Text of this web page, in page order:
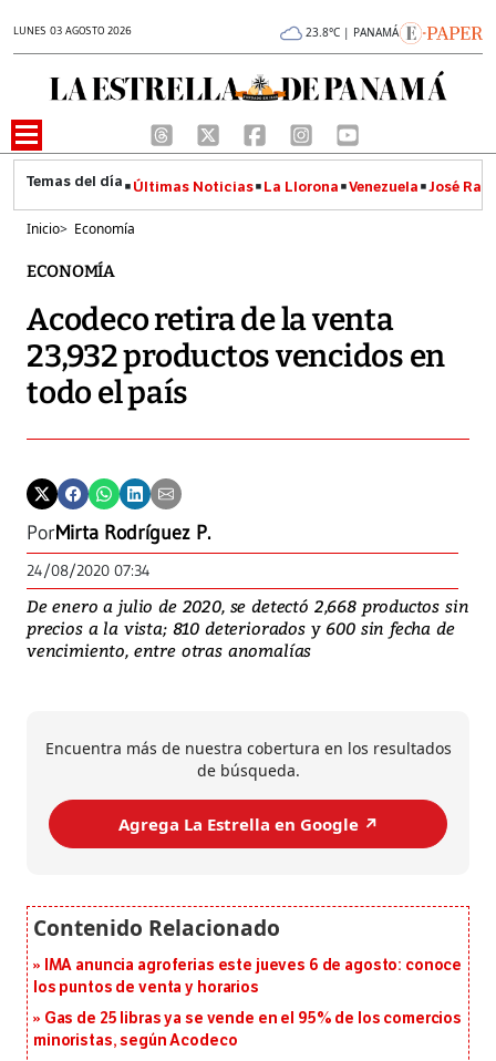
LUNES 03 AGOSTO 2026 23.8°C | PANAMÁ
Últimas Noticias La Llorona Venezuela José
Inicio> Economía
ECONOMÍA
Acodeco retira de la venta
23,932 productos vencidos en
todo el país
PorMirta Rodríguez P.
24/08/2020 07:34
De enero a julio de 2020, se detectó 2,668 productos sin
precios a la vista; 810 deteriorados y 600 sin fecha de
vencimiento, entre otras anomalías
Encuentra más de nuestra cobertura en los resultados
de búsqueda.
Agrega La Estrella en Google ↗️
IMA anuncia agroferias este jueves 6 de agosto: conoce
los puntos de venta y horarios
Gas de 25 libras ya se vende en el 95% de los comercios
minoristas, según Acodeco